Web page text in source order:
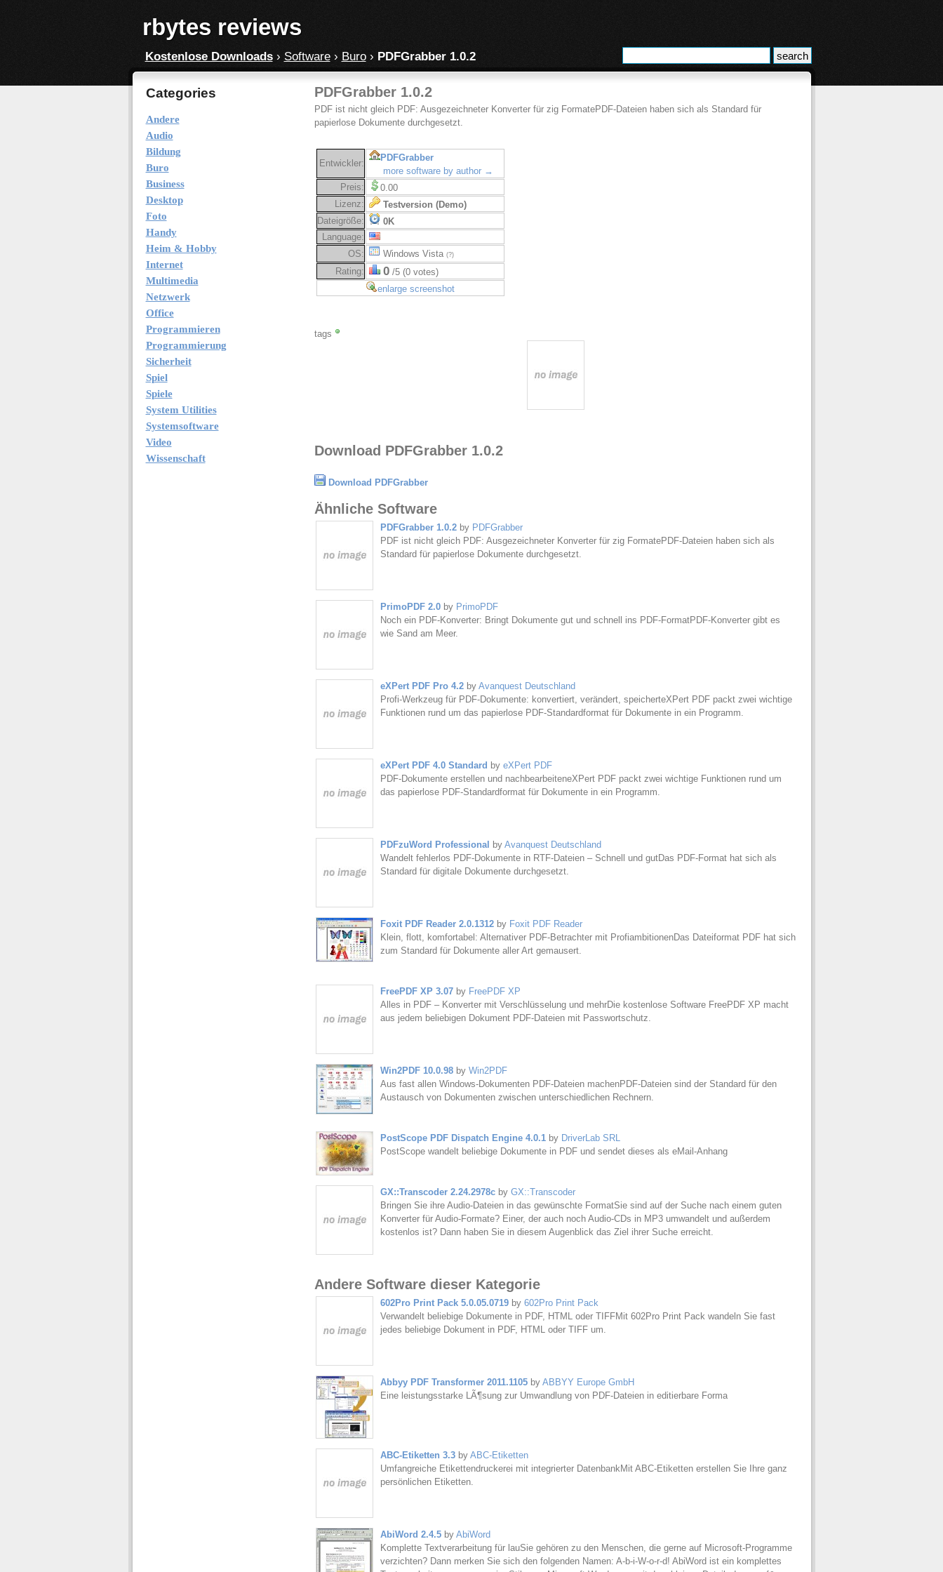
rbytes reviews
Kostenlose Downloads› Software› Buro› PDFGrabber 1.0.2
Categories
Andere
Audio
Bildung
Buro
Business
Desktop
Foto
Handy
Heim & Hobby
Internet
Multimedia
Netzwerk
Office
Programmieren
Programmierung
Sicherheit
Spiel
Spiele
System Utilities
Systemsoftware
Video
Wissenschaft
PDFGrabber 1.0.2
PDF ist nicht gleich PDF: Ausgezeichneter Konverter für zig FormatePDF-Dateien haben sich als Standard für
papierlose Dokumente durchgesetzt.
Entwickler:
PDFGrabber
more software by author →
Preis:
0.00
Lizenz:
Testversion (Demo)
Dateigröße:
0K
Language:
OS:
Windows Vista (?)
Rating: 0/5 (0 votes)
enlarge screenshot
tags
Download PDFGrabber 1.0.2
Download PDFGrabber
Ähnliche Software
PDFGrabber 1.0.2by PDFGrabber
PDF ist nicht gleich PDF: Ausgezeichneter Konverter für zig FormatePDF-Dateien haben sich als
Standard für papierlose Dokumente durchgesetzt.
PrimoPDF 2.0by PrimoPDF
Noch ein PDF-Konverter: Bringt Dokumente gut und schnell ins PDF-FormatPDF-Konverter gibt es
wie Sand am Meer.
eXPert PDF Pro 4.2by Avanquest Deutschland
Profi-Werkzeug für PDF-Dokumente: konvertiert, verändert, speicherteXPert PDF packt zwei wichtige
Funktionen rund um das papierlose PDF-Standardformat für Dokumente in ein Programm.
eXPert PDF 4.0 Standard by eXPert PDF
PDF-Dokumente erstellen und nachbearbeiteneXPert PDF packt zwei wichtige Funktionen rund um
das papierlose PDF-Standardformat für Dokumente in ein Programm.
PDFzuWord Professional by Avanquest Deutschland
Wandelt fehlerlos PDF-Dokumente in RTF-Dateien – Schnell und gutDas PDF-Format hat sich als
Standard für digitale Dokumente durchgesetzt.
Foxit PDF Reader 2.0.1312by Foxit PDF Reader
Klein, flott, komfortabel: Alternativer PDF-Betrachter mit ProfiambitionenDas Dateiformat PDF hat sich
zum Standard für Dokumente aller Art gemausert.
FreePDF XP 3.07by FreePDF XP
Alles in PDF – Konverter mit Verschlüsselung und mehrDie kostenlose Software FreePDF XP macht
aus jedem beliebigen Dokument PDF-Dateien mit Passwortschutz.
Win2PDF 10.0.98by Win2PDF
Aus fast allen Windows-Dokumenten PDF-Dateien machenPDF-Dateien sind der Standard für den
Austausch von Dokumenten zwischen unterschiedlichen Rechnern.
PostScope PDF Dispatch Engine 4.0.1by DriverLab SRL
PostScope wandelt beliebige Dokumente in PDF und sendet dieses als eMail-Anhang
GX::Transcoder 2.24.2978cby GX::Transcoder
Bringen Sie ihre Audio-Dateien in das gewünschte FormatSie sind auf der Suche nach einem guten
Konverter für Audio-Formate? Einer, der auch noch Audio-CDs in MP3 umwandelt und außerdem
kostenlos ist? Dann haben Sie in diesem Augenblick das Ziel ihrer Suche erreicht.
Andere Software dieser Kategorie
602Pro Print Pack 5.0.05.0719by 602Pro Print Pack
Verwandelt beliebige Dokumente in PDF, HTML oder TIFFMit 602Pro Print Pack wandeln Sie fast
jedes beliebige Dokument in PDF, HTML oder TIFF um.
Abbyy PDF Transformer 2011.1105by ABBYY Europe GmbH
Eine leistungsstarke LÃ¶sung zur Umwandlung von PDF-Dateien in editierbare Forma
ABC-Etiketten 3.3by ABC-Etiketten
Umfangreiche Etikettendruckerei mit integrierter DatenbankMit ABC-Etiketten erstellen Sie Ihre ganz
persönlichen Etiketten.
AbiWord 2.4.5by AbiWord
Komplette Textverarbeitung für lauSie gehören zu den Menschen, die gerne auf Microsoft-Programme
verzichten? Dann merken Sie sich den folgenden Namen: A-b-i-W-o-r-d! AbiWord ist ein komplettes